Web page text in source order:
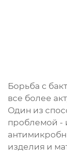
Борьба с
все более
Один из
проблемой -
изделия и